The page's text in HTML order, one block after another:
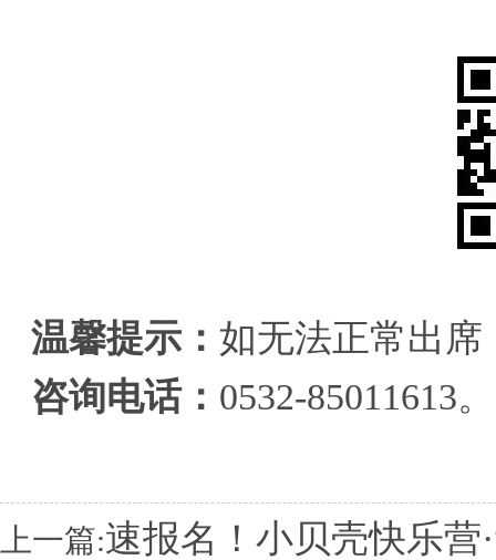
温馨提示： 如无法正常出
咨询电话： 0532-85011613。
上一篇:速报名！小贝壳快乐营